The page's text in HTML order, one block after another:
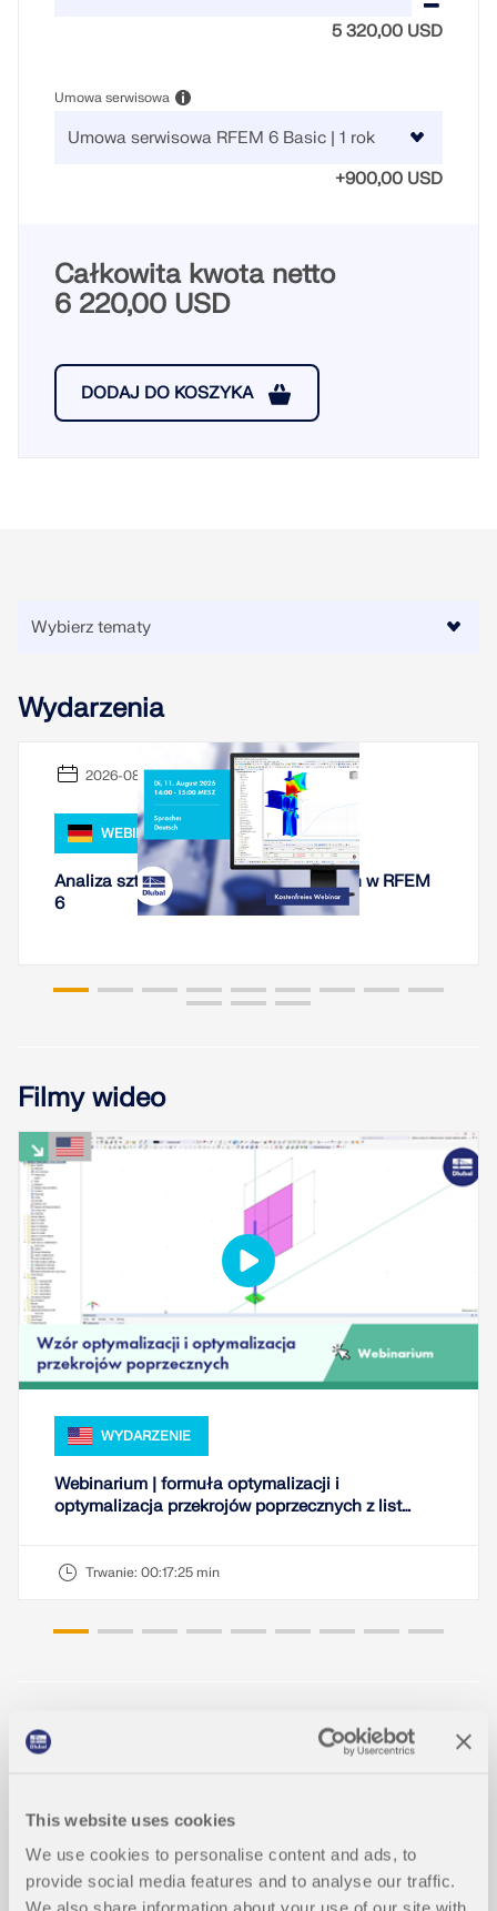
This website uses cookies
We use cookies to personalise content and ads, to
provide social media features and to analyse our traffic.
szybkiego określania obciążeń śniegiem, wiatrem i
SPRAWDŹ STREFY OBCIĄŻEŃ
5 320,00 USD
Umowa serwisowa
+900,00 USD
Całkowita kwota netto
6 220,00 USD
DODAJ DO KOSZYKA
Wydarzenia
2026-08-11
WEBINARIUM
Analiza sztywności połączeń stalowych w RFEM
6
Filmy wideo
WYDARZENIE
Webinarium | formuła optymalizacji i
optymalizacja przekrojów poprzecznych z list
Trwanie: 00:17:25 min
Modele do pobrania
lamella